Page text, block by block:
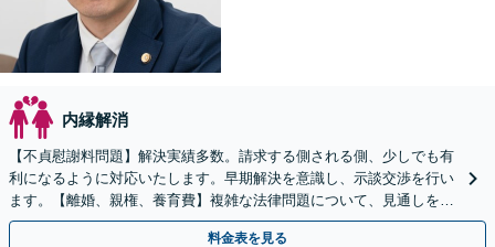
内縁解消
【不貞慰謝料問題】解決実績多数。請求する側される側、少しでも有
利になるように対応いたします。早期解決を意識し、示談交渉を行い
ます。【離婚、親権、養育費】複雑な法律問題について、見通しを立
て、今後のご提案をいたします。【土日・夜間対応可】
料金表を見る